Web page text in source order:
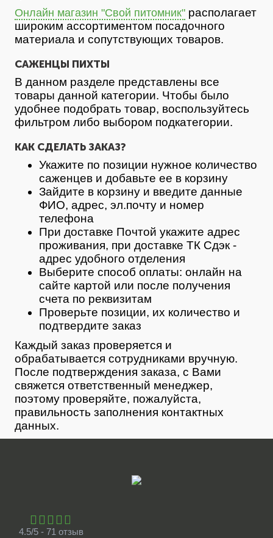
Онлайн магазин "Свой питомник" располагает
широким ассортиментом посадочного
материала и сопутствующих товаров.
САЖЕНЦЫ ПИХТЫ
В данном разделе представлены все
товары данной категории. Чтобы было
удобнее подобрать товар, воспользуйтесь
фильтром либо выбором подкатегории.
КАК СДЕЛАТЬ ЗАКАЗ?
Укажите по позиции нужное количество
саженцев и добавьте ее в корзину
Зайдите в корзину и введите данные
ФИО, адрес, эл.почту и номер
телефона
При доставке Почтой укажите адрес
проживания, при доставке ТК Сдэк -
адрес удобного отделения
Выберите способ оплаты: онлайн на
сайте картой или после получения
счета по реквизитам
Проверьте позиции, их количество и
подтвердите заказ
Каждый заказ проверяется и
обрабатывается сотрудниками вручную.
После подтверждения заказа, с Вами
свяжется ответственный менеджер,
поэтому проверяйте, пожалуйста,
правильность заполнения контактных
данных.
4.5/5 - 71 отзыв